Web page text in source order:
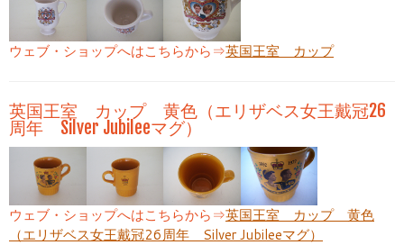
ウェブ・ショップへはこちらから⇒英国王室 カップ
英国王室 カップ 黄色（エリザベス女王戴冠26
周年 Silver Jubileeマグ）
ウェブ・ショップへはこちらから⇒英国王室 カップ 黄色
（エリザベス女王戴冠26周年 Silver Jubileeマグ）